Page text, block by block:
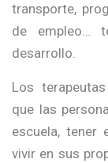
transporte,
de empleo…
desarrollo.
Los
que las
escuela, tener
vivir en sus